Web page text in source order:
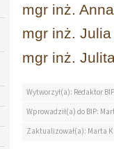
mgr inż.
mgr inż.
mgr inż.
Wytworzył(a): Redaktor BIP
Wprowadził(a) do BIP:
Zaktualizował(a): Marta